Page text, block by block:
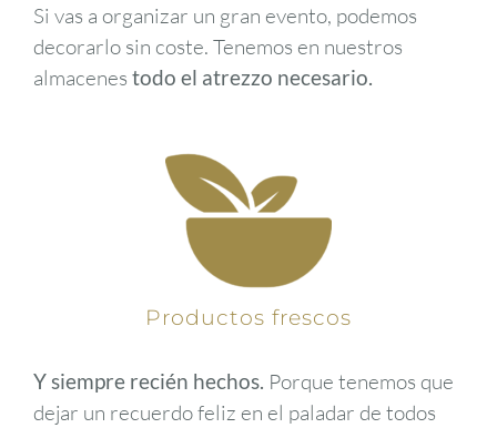
Si vas a organizar un gran evento, podemos
decorarlo sin coste. Tenemos en nuestros
almacenes todo el atrezzo necesario.
Productos frescos
Y siempre recién hechos. Porque tenemos que
dejar un recuerdo feliz en el paladar de todos